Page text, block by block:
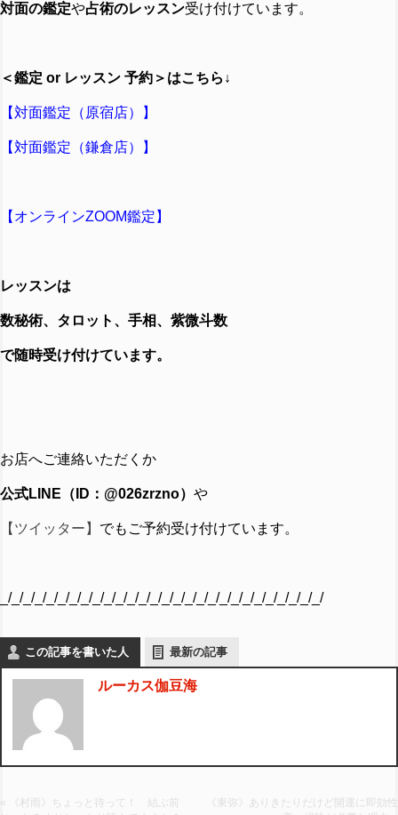
対面の鑑定や占術のレッスン受け付けています。
＜鑑定 or レッスン 予約＞はこちら↓
【対面鑑定（原宿店）】
【対面鑑定（鎌倉店）】
【オンラインZOOM鑑定】
レッスンは
数秘術、タロット、手相、紫微斗数
で随時受け付けています。
お店へご連絡いただくか
公式LINE （ ID ： @026zrzno） や
【ツイッター】 でもご予約受け付けています。
_/_/_/_/_/_/_/_/_/_/_/_/_/_/_/_/_/_/_/_/_/_/_/_/_/_/_/_/
この記事を書いた人 最新の記事
ルーカス伽豆海
« 《村雨》ちょっと待って！ 結ぶ前
《東弥》ありきたりだけど開運に即効性